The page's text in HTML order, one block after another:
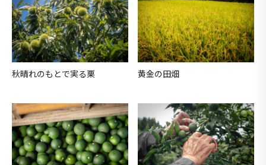
秋晴れのもとで実る栗 黄金の田畑